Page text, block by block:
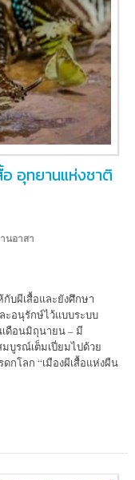
อ อุทยานแห่งชาติ
นอาสา
กับผีเสื้อและยังศึกษา
ะอนุรักษ์ไว้แบบระบบ
ดือนมิถุนายน – มี
บูรณ์เต็มเปี่ยมไปด้วย
กโลก “เมืองผีเสื้อแห่งผืน